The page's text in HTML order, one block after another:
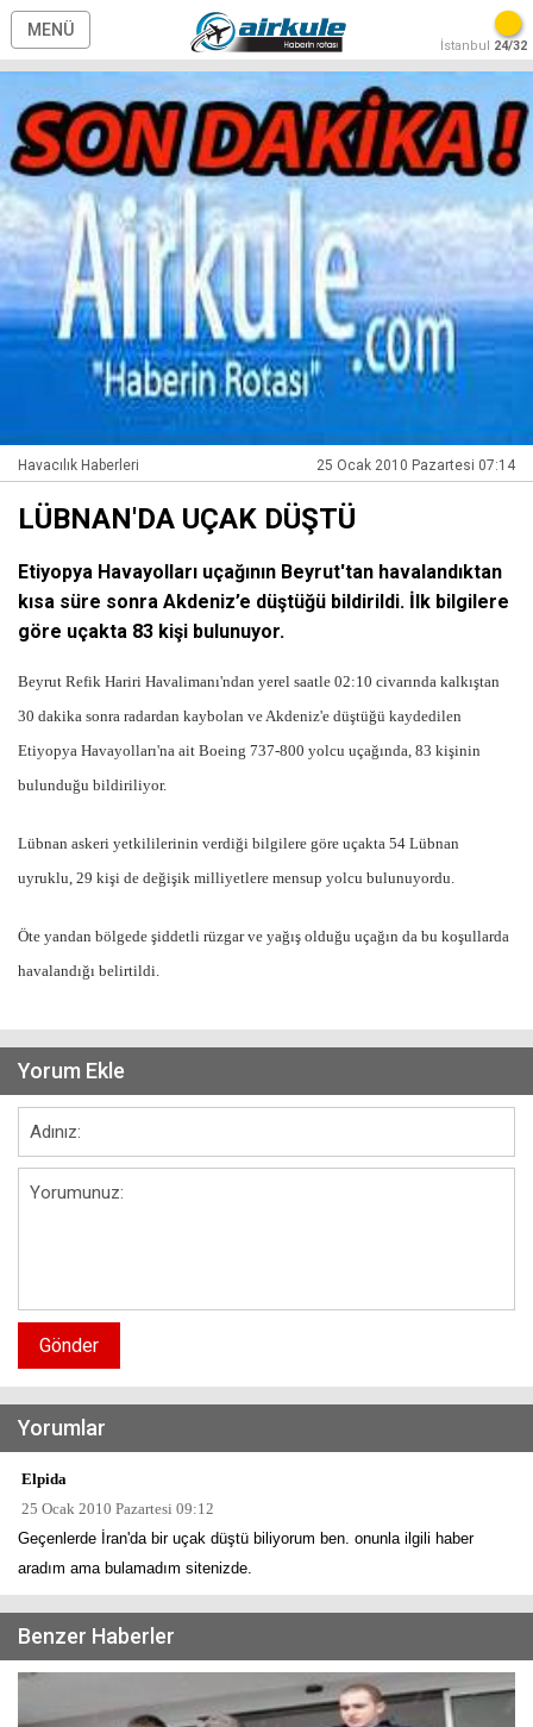
MENÜ
İstanbul 24/32
Havacılık Haberleri 25 Ocak 2010 Pazartesi 07:14
LÜBNAN'DA UÇAK DÜŞTÜ
Etiyopya Havayolları uçağının Beyrut'tan havalandıktan
kısa süre sonra Akdeniz’e düştüğü bildirildi. İlk bilgilere
göre uçakta 83 kişi bulunuyor.
Beyrut Refik Hariri Havalimanı'ndan yerel saatle 02:10 civarında kalkıştan
30 dakika sonra radardan kaybolan ve Akdeniz'e düştüğü kaydedilen
Etiyopya Havayolları'na ait Boeing 737-800 yolcu uçağında, 83 kişinin
bulunduğu bildiriliyor.
Lübnan askeri yetkililerinin verdiği bilgilere göre uçakta 54 Lübnan
uyruklu, 29 kişi de değişik milliyetlere mensup yolcu bulunuyordu.
Öte yandan bölgede şiddetli rüzgar ve yağış olduğu uçağın da bu koşullarda
havalandığı belirtildi.
Yorum Ekle
Gönder
Yorumlar
Elpida
25 Ocak 2010 Pazartesi 09:12
Geçenlerde İran'da bir uçak düştü biliyorum ben. onunla ilgili haber
aradım ama bulamadım sitenizde.
Benzer Haberler